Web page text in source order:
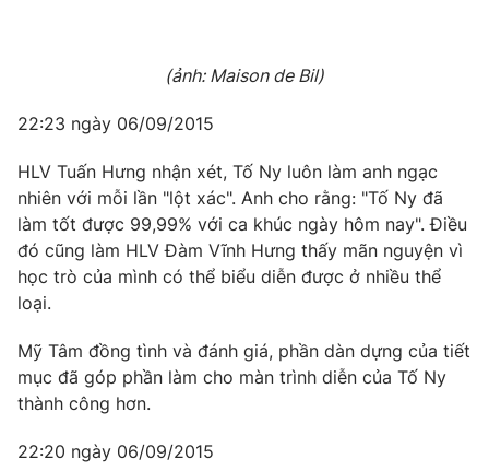
(ảnh: Maison de Bil)
22:23 ngày 06/09/2015
HLV Tuấn Hưng nhận xét, Tố Ny luôn làm anh ngạc
nhiên với mỗi lần "lột xác". Anh cho rằng: "Tố Ny đã
làm tốt được 99,99% với ca khúc ngày hôm nay". Điều
đó cũng làm HLV Đàm Vĩnh Hưng thấy mãn nguyện vì
học trò của mình có thể biểu diễn được ở nhiều thể
loại.
Mỹ Tâm đồng tình và đánh giá, phần dàn dựng của tiết
mục đã góp phần làm cho màn trình diễn của Tố Ny
thành công hơn.
22:20 ngày 06/09/2015